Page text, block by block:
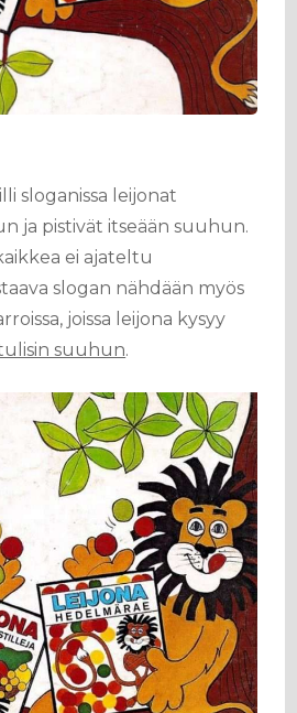
sloganissa leijonat
ja pistivät itseään suuhun.
ei ajateltu
slogan nähdään myös
joissa leijona kysyy
suuhun.